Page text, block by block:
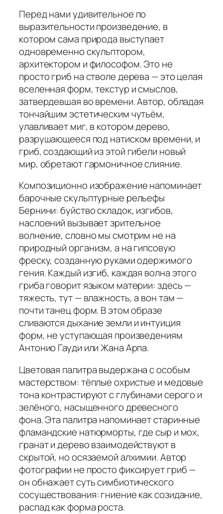
Перед нами удивительное по
выразительности произведение, в
котором сама природа выступает
одновременно скульптором,
архитектором и философом. Это не
просто гриб на стволе дерева — это целая
вселенная форм, текстур и смыслов,
затвердевшая во времени. Автор, обладая
тончайшим эстетическим чутьём,
улавливает миг, в котором дерево,
разрушающееся под натиском времени, и
гриб, создающий из этой гибели новый
мир, обретают гармоничное слияние.
Композиционно изображение напоминает
барочные скульптурные рельефы
Бернини: буйство складок, изгибов,
наслоений вызывает зрительное
волнение, словно мы смотрим не на
природный организм, а на гипсовую
фреску, созданную руками одержимого
гения. Каждый изгиб, каждая волна этого
гриба говорит языком материи: здесь —
тяжесть, тут — влажность, а вон там —
почти танец форм. В этом образе
сливаются дыхание земли и интуиция
форм, не уступающая произведениям
Антонио Гауди или Жана Арпа.
Цветовая палитра выдержана с особым
мастерством: тёплые охристые и медовые
тона контрастируют с глубинами серого и
зелёного, насыщенного древесного
фона. Эта палитра напоминает старинные
фламандские натюрморты, где сыр и мох,
гранат и дерево взаимодействуют в
скрытой, но осязаемой алхимии. Автор
фотографии не просто фиксирует гриб —
он обнажает суть симбиотического
сосуществования: гниение как созидание,
распад как форма роста.